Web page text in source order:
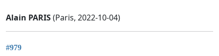
Alain PARIS(Paris, 2022-10-04)
#979